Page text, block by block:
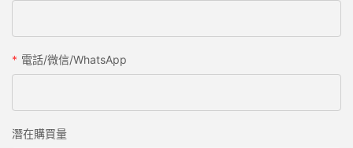
電話/微信/WhatsApp
潛在購買量